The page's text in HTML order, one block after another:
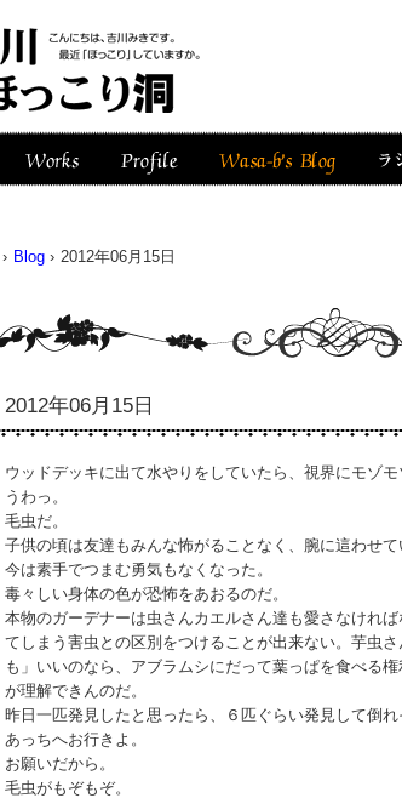
› Blog › 2012年06月15日
2012年06月15日
ウッドデッキに出て水やりをしていたら、視界にモゾモ
うわっ。
毛虫だ。
子供の頃は友達もみんな怖がることなく、腕に這わせて
今は素手でつまむ勇気もなくなった。
毒々しい身体の色が恐怖をあおるのだ。
本物のガーデナーは虫さんカエルさん達も愛さなけれ
てしまう害虫との区別をつけることが出来ない。芋虫
も」いいのなら、アブラムシにだって葉っぱを食べる権
が理解できんのだ。
昨日一匹発見したと思ったら、６匹ぐらい発見して倒れ
あっちへお行きよ。
お願いだから。
毛虫がもぞもぞ。